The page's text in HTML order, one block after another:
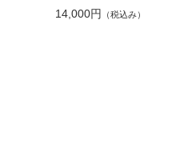
14,000円
（税込み）